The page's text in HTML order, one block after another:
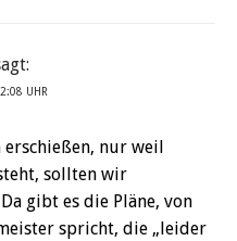
UHR
nur weil
sollten wir
gibt es die Pläne, von
spricht, die „leider